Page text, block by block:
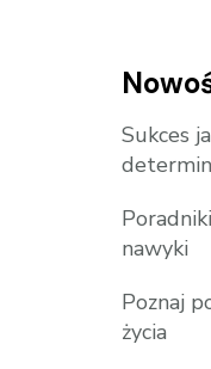
Sukces
nawyki
Poznaj
życia